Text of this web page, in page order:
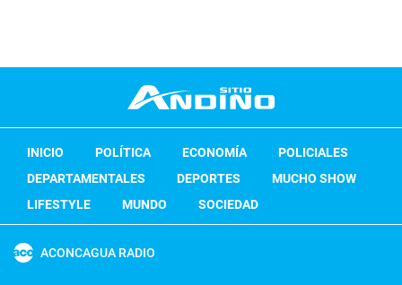
INICIO POLÍTICA ECONOMÍA
POLICIALES
DEPARTAMENTALES
DEPORTES
MUCHO SHOW
LIFESTYLE
MUNDO SOCIEDAD
ACONCAGUA RADIO